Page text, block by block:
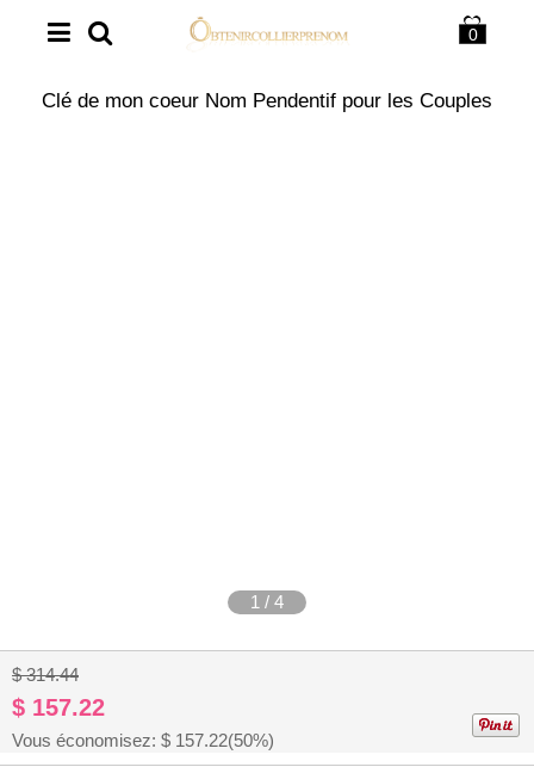
0
Clé de mon coeur Nom Pendentif pour les Couples
1 / 4
$ 314.44
$ 157.22
Vous économisez: $ 157.22(50%)